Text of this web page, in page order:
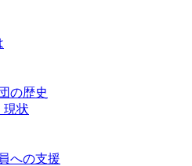
の歴史
現状
への支援